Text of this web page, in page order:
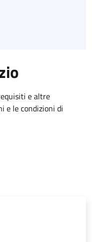
e altre
e le condizioni di